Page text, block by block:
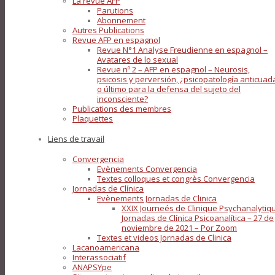
Parutions
Abonnement
Autres Publications
Revue AFP en espagnol
Revue N°1 Analyse Freudienne en espagnol –
Avatares de lo sexual
Revue nº 2 – AFP en espagnol – Neurosis,
psicosis y perversión, ¿psicopatología
o último para la defensa del sujeto del
inconsciente?
Publications des membres
Plaquettes
Liens de travail
Convergencia
Evènements Convergencia
Textes colloques et congrès Convergencia
Jornadas de Clínica
Evènements Jornadas de Clinica
XXIX Journeés de Clinique
Jornadas de Clínica Psicoanalítica – 27 de
noviembre de 2021 – Por Zoom
Textes et videos Jornadas de Clinica
Lacanoamericana
Interassociatif
ANAPSYpe